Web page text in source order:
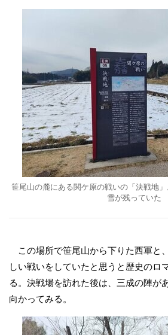
笹尾山の麓にある関ケ原の戦いの「決戦地
雪が残っていた
この場所で笹尾山から下りた西軍と
しい戦いをしていたと思うと歴史のロ
る。決戦場を訪れた後は、三成の陣が
向かってみる。